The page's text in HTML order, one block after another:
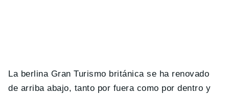
La berlina Gran Turismo británica se ha renovado
de arriba abajo, tanto por fuera como por dentro y